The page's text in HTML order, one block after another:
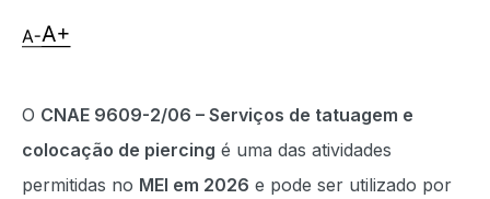
O CNAE 9609-2/06 – Serviços de tatuagem e
colocação de piercing é uma das atividades
permitidas no MEI em 2026 e pode ser utilizado por